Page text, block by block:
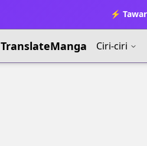
⚡
TranslateManga Ciri-ciri